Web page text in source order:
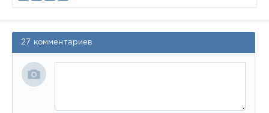
27 комментариев